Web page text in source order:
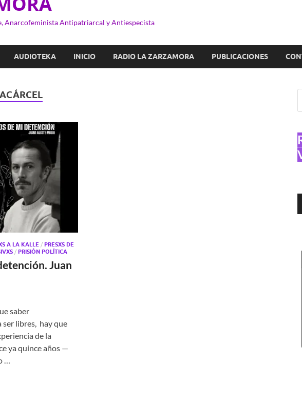
Anarcofeminista Antipatriarcal y Antiespecista
AUDIOTEKA INICIO RADIO LA ZARZAMORA PUBLICACIONES
A LA KALLE / PRESXS DE
/ PRISIÓN POLÍTICA
Juan
saber
libres, hay que
de la
ya quince años —